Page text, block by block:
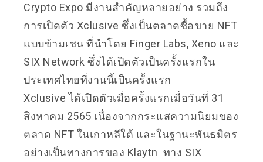
Crypto Expo มีงานสำคัญหลายอย่าง รวมถึง
การเปิดตัว Xclusive ซึ่งเป็นตลาดซื้อขาย NFT
แบบข้ามเชน ที่นำโดย Finger Labs, Xeno และ
SIX Network ซึ่งได้เปิดตัวเป็นครั้งแรกใน
ประเทศไทยที่งานนี้เป็นครั้งแรก
Xclusive ได้เปิดตัวเมื่อครั้งแรกเมื่อวันที่ 31
สิงหาคม 2565 เนื่องจากกระแสความนิยมของ
ตลาด NFT ในเกาหลีใต้ และในฐานะพันธมิตร
อย่างเป็นทางการของ Klaytn ทาง SIX